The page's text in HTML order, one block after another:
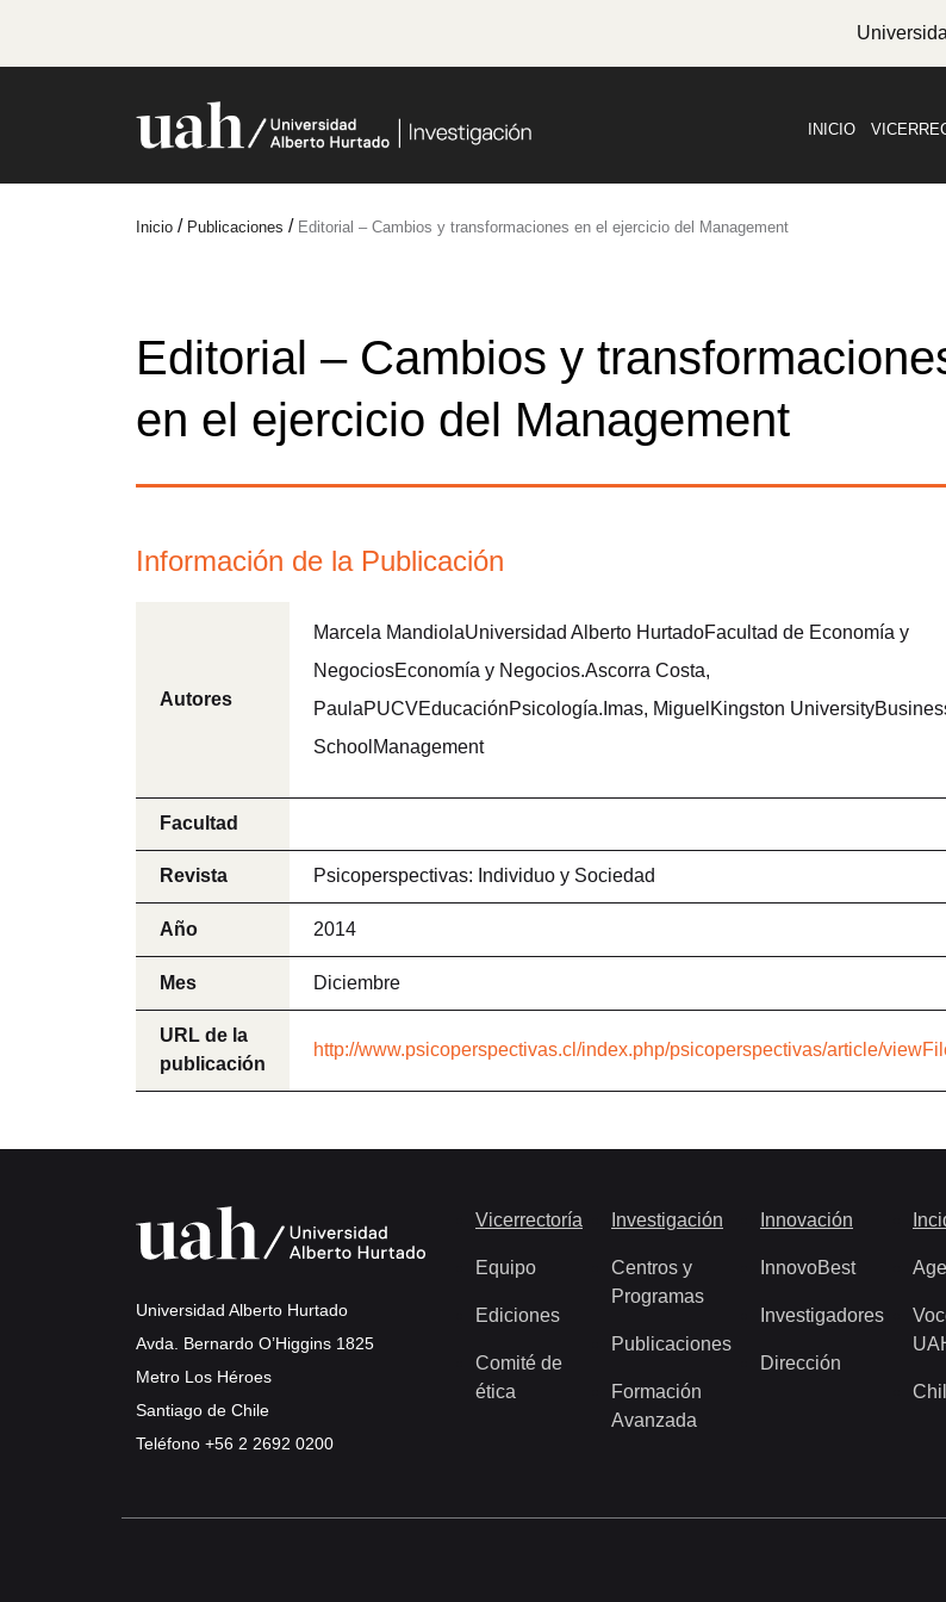
INICIO
Inicio / Publicaciones / Editorial – Cambios y transformaciones en el ejercicio del Management
Editorial – Cambios y
en el ejercicio del Management
Información de la Publicación
Autores
Marcela MandiolaUniversidad Alberto HurtadoFacultad de Economía y
NegociosEconomía y Negocios.Ascorra Costa,
PaulaPUCVEducaciónPsicología.Imas, MiguelKingston
SchoolManagement
Facultad
Revista Psicoperspectivas: Individuo y Sociedad
Año 2014
Mes Diciembre
URL de la
publicación
http://www.psicoperspectivas.cl/index.php/psicoperspectivas/article/
Universidad Alberto Hurtado
Avda. Bernardo O’Higgins 1825
Metro Los Héroes
Santiago de Chile
Teléfono +56 2 2692 0200
Vicerrectoría
Equipo
Ediciones
Comité de
ética
Investigación
Centros y
Programas
Publicaciones
Formación
Avanzada
Innovación
InnovoBest
Investigadores
Dirección